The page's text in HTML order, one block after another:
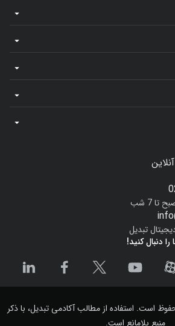
دنبال کنید!
تبدیل
است. استفاده از مطالب آکادمی تبدیل، با ذکر
منبع بلامانع است.